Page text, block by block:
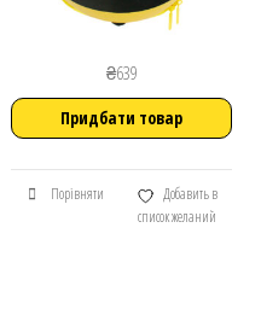
₴639
Придбати товар
Порівняти
Добавить в
список желаний